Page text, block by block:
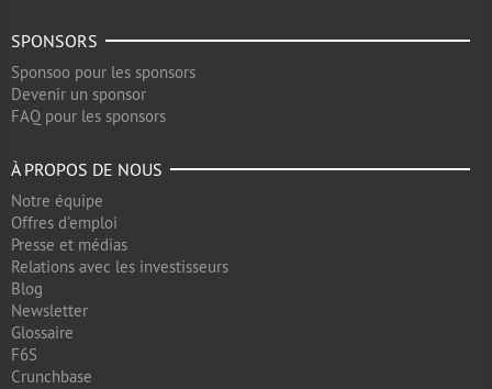
SPONSORS
Sponsoo pour les sponsors
Devenir un sponsor
FAQ pour les sponsors
À PROPOS DE NOUS
Notre équipe
Offres d'emploi
Presse et médias
Relations avec les investisseurs
Blog
Newsletter
Glossaire
F6S
Crunchbase